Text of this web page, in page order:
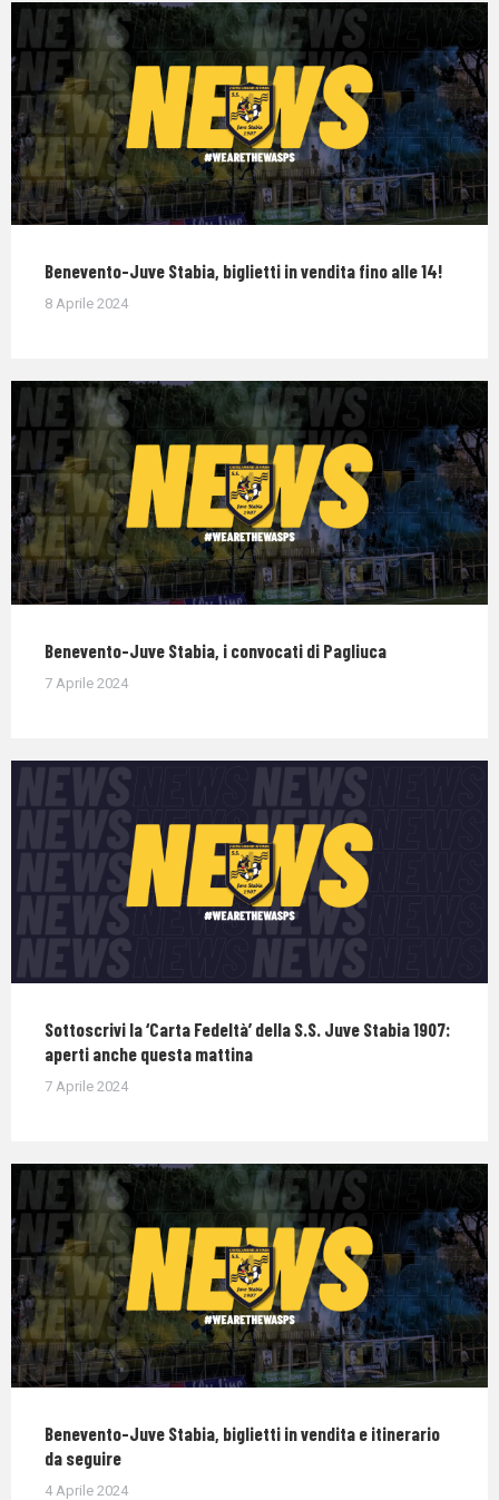
Benevento-Juve Stabia, biglietti in vendita fino alle 14!
8 Aprile 2024
Benevento-Juve Stabia, i convocati di Pagliuca
7 Aprile 2024
Sottoscrivi la ‘Carta Fedeltà’ della S.S. Juve Stabia 1907:
aperti anche questa mattina
7 Aprile 2024
Benevento-Juve Stabia, biglietti in vendita e itinerario
da seguire
4 Aprile 2024